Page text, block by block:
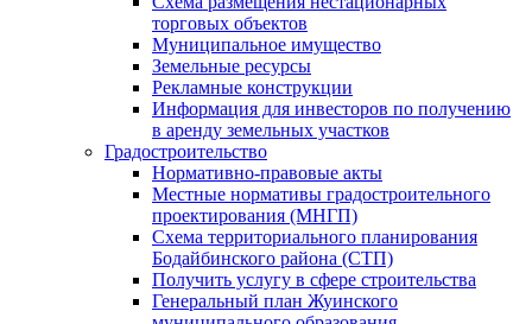
торговых объектов
Муниципальное имущество
Земельные ресурсы
Рекламные конструкции
Информация для инвесторов по получению
в аренду земельных участков
Градостроительство
Нормативно-правовые акты
Местные нормативы градостроительного
проектирования (МНГП)
Схема территориального планирования
Бодайбинского района (СТП)
Получить услугу в сфере строительства
Генеральный план Жуинского